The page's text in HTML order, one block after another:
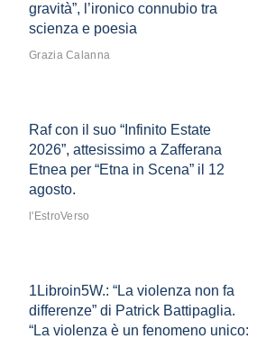
gravità”, l’ironico connubio tra
scienza e poesia
Grazia Calanna
Raf con il suo “Infinito Estate
2026”, attesissimo a Zafferana
Etnea per “Etna in Scena” il 12
agosto.
l'EstroVerso
1Libroin5W.: “La violenza non fa
differenze” di Patrick Battipaglia.
“La violenza è un fenomeno unico: